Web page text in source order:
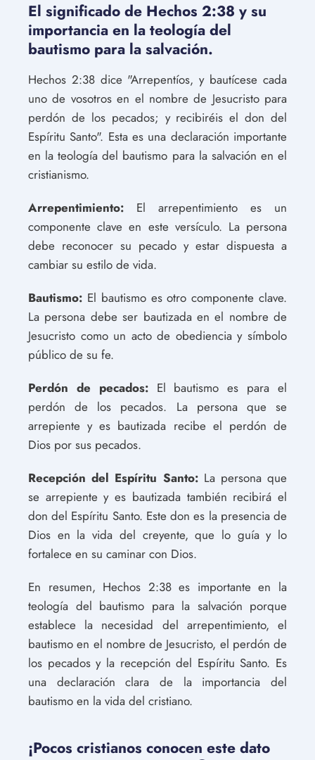
El significado de Hechos 2:38 y su
importancia en la teología del
bautismo para la salvación.
Hechos 2:38 dice "Arrepentíos, y bautícese cada
uno de vosotros en el nombre de Jesucristo para
perdón de los pecados; y recibiréis el don del
Espíritu Santo". Esta es una declaración importante
en la teología del bautismo para la salvación en el
cristianismo.
Arrepentimiento: El arrepentimiento es un
componente clave en este versículo. La persona
debe reconocer su pecado y estar dispuesta a
cambiar su estilo de vida.
Bautismo: El bautismo es otro componente clave.
La persona debe ser bautizada en el nombre de
Jesucristo como un acto de obediencia y símbolo
público de su fe.
Perdón de pecados:El bautismo es para el
perdón de los pecados. La persona que se
arrepiente y es bautizada recibe el perdón de
Dios por sus pecados.
Recepción del Espíritu Santo:La persona que
se arrepiente y es bautizada también recibirá el
don del Espíritu Santo. Este don es la presencia de
Dios en la vida del creyente, que lo guía y lo
fortalece en su caminar con Dios.
En resumen, Hechos 2:38 es importante en la
teología del bautismo para la salvación porque
establece la necesidad del arrepentimiento, el
bautismo en el nombre de Jesucristo, el perdón de
los pecados y la recepción del Espíritu Santo. Es
una declaración clara de la importancia del
bautismo en la vida del cristiano.
¡Pocos cristianos conocen este dato